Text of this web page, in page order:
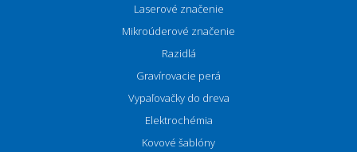
Laserové značenie
Mikroúderové značenie
Razidlá
Gravírovacie perá
Vypaľovačky do dreva
Elektrochémia
Kovové šablóny